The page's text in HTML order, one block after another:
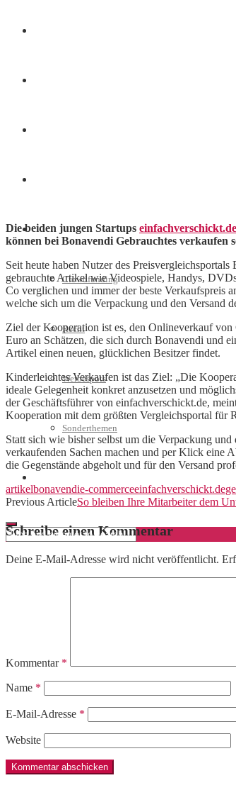
Weitere
Crowdfunding
Recht
Werbespots
Sonderthemen
Die beiden jungen Startups einfachverschickt.de
können bei Bonavendi Gebrauchtes verkaufen
Seit heute haben Nutzer des
gebrauchte Artikel wie Videospiele, Handys,
Co verglichen und immer der beste Verkaufspreis
welche sich um die Verpackung und den Versand
Ziel der Kooperation ist es, den Onlineverkauf
Euro an Schätzen, die sich durch Bonavendi und
Artikel einen neuen, glücklichen Besitzer findet.
Kinderleichtes Verkaufen ist das Ziel: „Die
ideale Gelegenheit konkret anzusetzen und
der Geschäftsführer von einfachverschickt.de,
Kooperation mit dem größten Vergleichsportal für
Statt sich wie bisher selbst um die Verpackung
verkaufenden Sachen machen und per Klick eine
die Gegenstände abgeholt und für den Versand
artikelbonavendie-commerceeinfachverschickt.de
Previous ArticleSo bleiben Ihre Mitarbeiter dem
Schreibe einen Kommentar
Deine E-Mail-Adresse wird nicht veröffentlicht.
Kommentar *
Name *
E-Mail-Adresse *
Website